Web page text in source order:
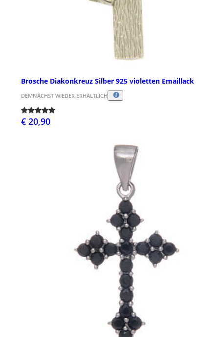
Brosche Diakonkreuz Silber 925 violetten Emaillack
DEMNÄCHST WIEDER ERHÄLTLICH
€ 20,90